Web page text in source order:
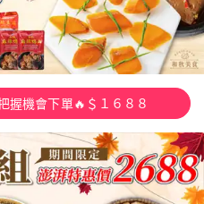
握機會下單🔥＄１６８８